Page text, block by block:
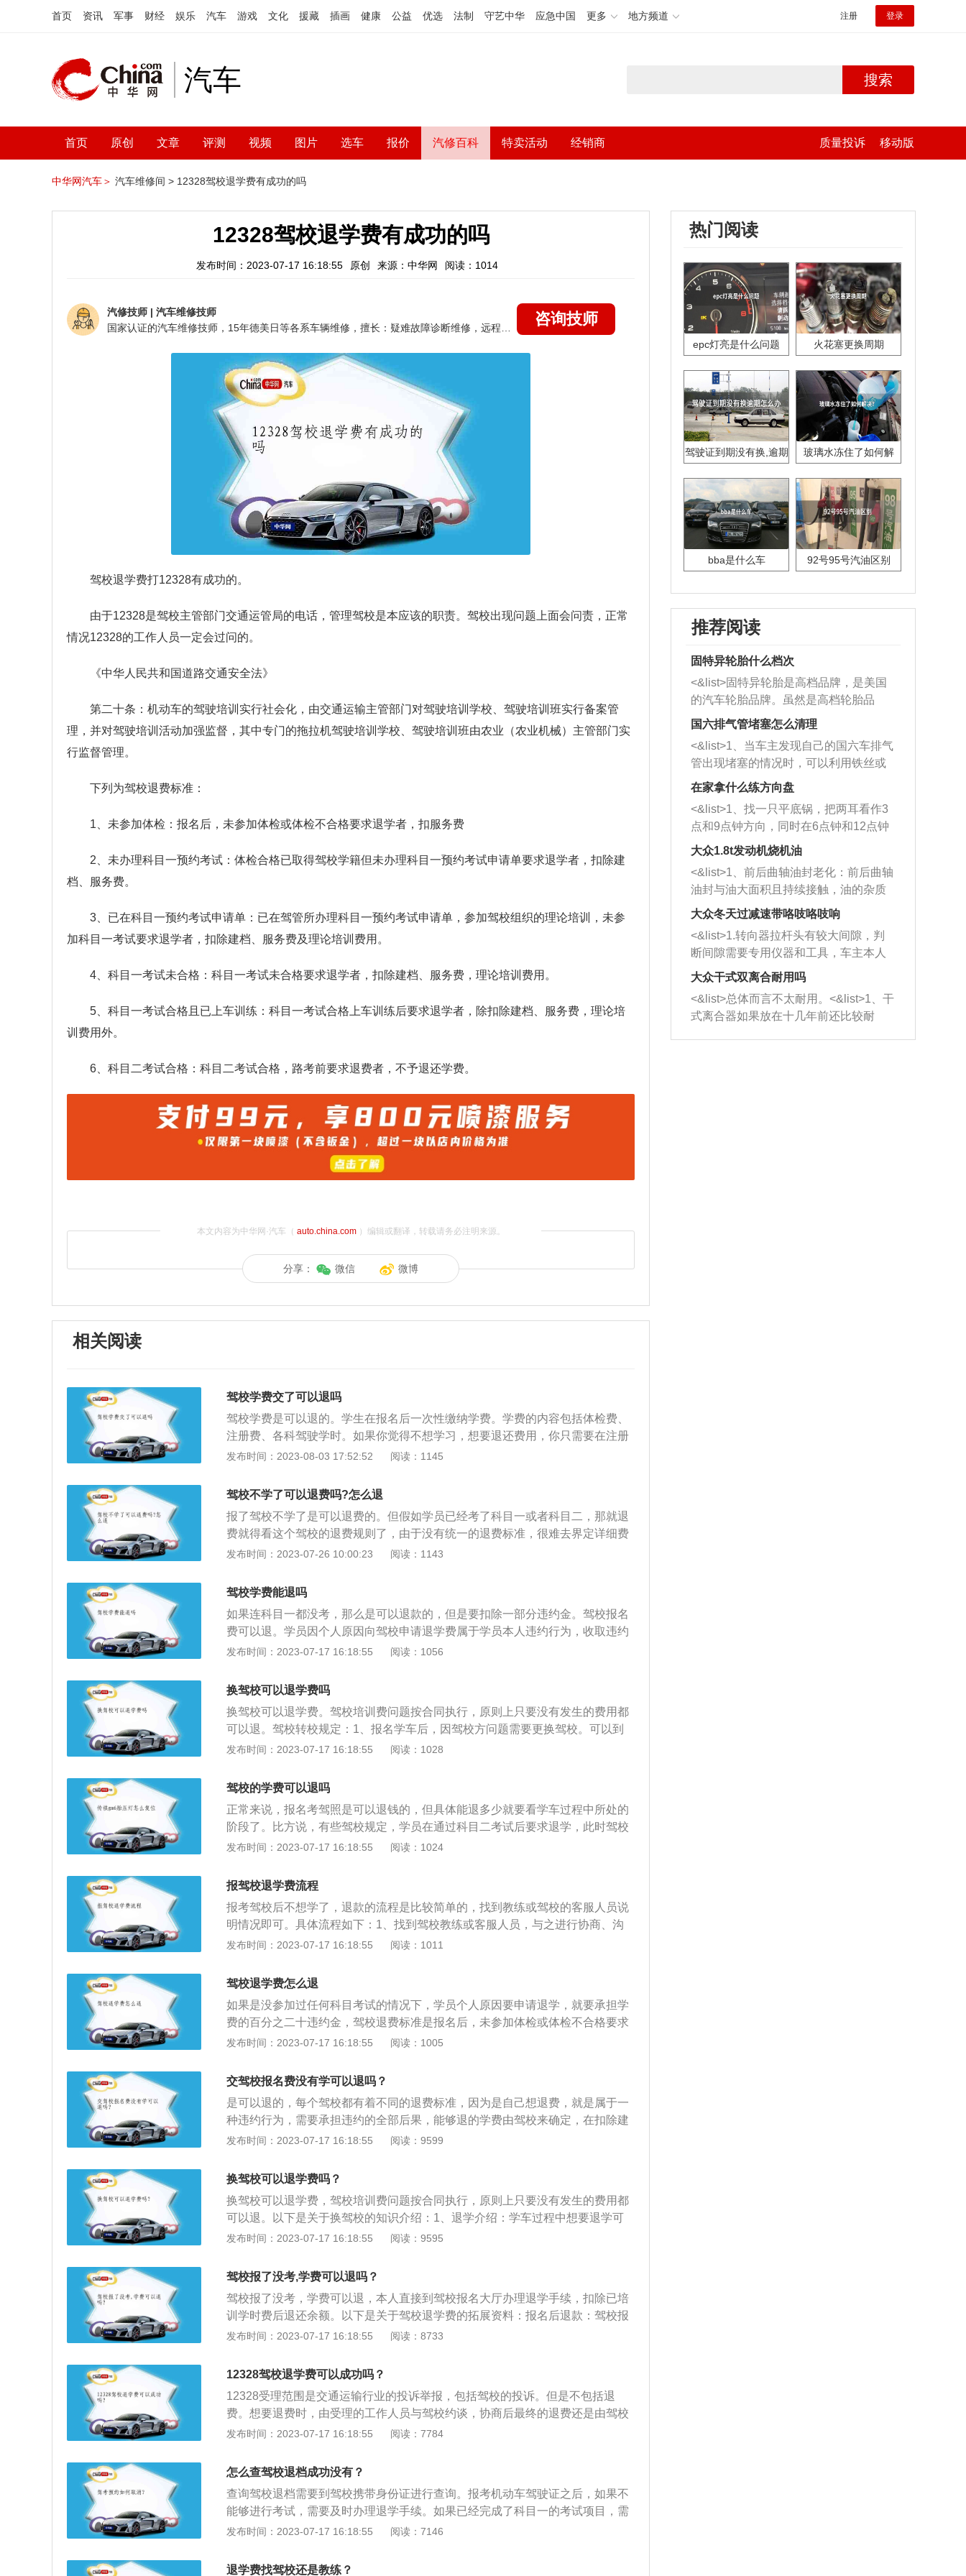
首页 资讯 军事 财经 娱乐 汽车 游戏 文化 援藏 插画 健康 公益 优选 法制 守艺中华 应急中国 更多 地方频道 注册 登录
汽车 搜索
首页 原创 文章 评测 视频 图片 选车 报价 汽修百科 特卖活动 经销商 质量投诉 移动版
中华网汽车＞ 汽车维修间 > 12328驾校退学费有成功的吗
12328驾校退学费有成功的吗
发布时间：2023-07-17 16:18:55 原创 来源：中华网 阅读：1014
汽修技师 | 汽车维修技师
咨询技师
驾校退学费打12328有成功的。
由于12328是驾校主管部门交通运管局的电话，管理驾校是本应该的职责。驾校出现问题上面会问责，正常
情况12328的工作人员一定会过问的。
《中华人民共和国道路交通安全法》
第二十条：机动车的驾驶培训实行社会化，由交通运输主管部门对驾驶培训学校、驾驶培训班实行备案管
理，并对驾驶培训活动加强监督，其中专门的拖拉机驾驶培训学校、驾驶培训班由农业（农业机械）主管部门实
行监督管理。
下列为驾校退费标准：
1、未参加体检：报名后，未参加体检或体检不合格要求退学者，扣服务费
2、未办理科目一预约考试：体检合格已取得驾校学籍但未办理科目一预约考试申请单要求退学者，扣除建
档、服务费。
3、已在科目一预约考试申请单：已在驾管所办理科目一预约考试申请单，参加驾校组织的理论培训，未参
加科目一考试要求退学者，扣除建档、服务费及理论培训费用。
4、科目一考试未合格：科目一考试未合格要求退学者，扣除建档、服务费，理论培训费用。
5、科目一考试合格且已上车训练：科目一考试合格上车训练后要求退学者，除扣除建档、服务费，理论培
训费用外。
6、科目二考试合格：科目二考试合格，路考前要求退费者，不予退还学费。
本文内容为中华网·汽车（ auto.china.com）编辑或翻译，转载请务必注明来源。
分享： 微信 微博
相关阅读
驾校学费交了可以退吗
驾校学费是可以退的。学生在报名后一次性缴纳学费。学费的内容包括体检费、
注册费、各科驾驶学时。如果你觉得不想学习，想要退还费用，你只需要在注册
时提供发票。您可以向驾校工作人员说明情况，凭发票退还费用。当学生报名参
报名参加考试，就可以办理退费手续。当然驾校也有自己的退费标准，也是根据
学生的学习情况规定的。如果学生参加培训和学习考试，科目越多，退款就越
少。选择驾校有以下4个方法：1、接近性原则。最好是离家近的驾校，学开车的
时候会更方便，不用担心交通问题。2、驾校有自己的考场。一般来说，大型驾
校都有自己的考场，这有助于考生减轻考试压力，帮助他们顺利通过考试。3、
以减轻学员在练车过程中的压力。4、驾校就是帮助人们掌握驾驶技术，并教会
人们安全驾驶，文明开车并协助其通过车管部门的考试取得驾驶证的培训单位。
发布时间：2023-08-03 17:52:52 阅读：1145
驾校不学了可以退费吗?怎么退
报了驾校不学了是可以退费的。但假如学员已经考了科目一或者科目二，那就退
费就得看这个驾校的退费规则了，由于没有统一的退费标准，很难去界定详细费
用。退款的流程是比较简单的，找到教练或驾校的客服人员说明情况即可。具体
因，以及确认所退款项，并要求驾校提供转校证明，方便日后到别的驾校报考。
2、如果想到别的驾校报考，那么需要去车管所提出自己的电子档案；3、根据原
学习进度到新驾校进行练习即可。机动车驾驶员培训业务是指以培训学员的机动
车驾驶能力或者以培训道路运输驾驶人员的从业能力为教学任务，为社会公众有
偿提供驾驶培训服务的活动。包括对初学机动车驾驶人员、增加准驾车型的驾驶
练场经营等业务。
发布时间：2023-07-26 10:00:23 阅读：1143
驾校学费能退吗
如果连科目一都没考，那么是可以退款的，但是要扣除一部分违约金。驾校报名
费可以退。学员因个人原因向驾校申请退学费属于学员本人违约行为，收取违约
金的标准是在没有参与任何科目考试的情况下收取学费的一定比例，如果已经参
议。既然交了报名费和学费，学员与驾校已然形成了驾驶培训合同关系，当事双
方需要依据《民法典》有关条款来处理。如果学员交费后驾校搬离原校址造成学
员学车距离变远，则属于驾校原因，若当事双方就有关事项未达成新的协议，学
员可以选择退还全部或部分学费。若系由于学员个人原因，交费后自己发现距离
驾校远，则属学员个人原因，驾校是不会退费的。建议与驾校先行协商，协商不
多少，就要看您学习的进程以及您退款的原因。相应的会从中取走一些钱。
发布时间：2023-07-17 16:18:55 阅读：1056
换驾校可以退学费吗
换驾校可以退学费。驾校培训费问题按合同执行，原则上只要没有发生的费用都
可以退。驾校转校规定：1、报名学车后，因驾校方问题需要更换驾校。可以到
交管部门或相关单位进行举报，以维护自己的合法权益；2、科目一学完后，因
如果协商未果，可以联系其他相关单位进行协商；3、科目一学完后，自己因故
想要换驾校，与驾校协商处理。4、报名学车后，自己原因不能去学车需要更换
驾校。
发布时间：2023-07-17 16:18:55 阅读：1028
驾校的学费可以退吗
正常来说，报名考驾照是可以退钱的，但具体能退多少就要看学车过程中所处的
阶段了。比方说，有些驾校规定，学员在通过科目二考试后要求退学，此时驾校
是不会退款的，具体如何还要根据当初和驾校所签订的合同协商。关于驾校退费
人考试退费流程及标准如下：一、学员报名后查体不合格，不收取任何费用。
二、学员体检合格未参加科目一考试的学员，本人未参加培训的全额退款。其中
不包含书本费。三、学员体检合格且参加过科目一考试的学员，本人直接到驾校
报名大厅办理退学手续，扣除已培训学时费后退还余额。四、参加了科目二或科
目三培训的学员要求退学的：按驾校规定扣除各科目培训学时后，余额退还。
驾校退费打12345有用吗如果在退款的时候遇到麻烦或者驾校恶意拖欠退款的情
况时，是可以通过拨打12345来制约驾校的。除了12345以外，还可以通过拨打1
2328电话来维护自身权益。由于12328是驾校主管部门交通运管局的投诉电话。
至于会不会遇到不作为，乱作为就很难说了。估计那是极少的情况。正常情况12
发布时间：2023-07-17 16:18:55 阅读：1024
报驾校退学费流程
报考驾校后不想学了，退款的流程是比较简单的，找到教练或驾校的客服人员说
明情况即可。具体流程如下：1、找到驾校教练或客服人员，与之进行协商、沟
通，说明退学的原因，以及确认所退款项，并要求驾校提供转校证明，方便日后
子档案，携带身份证、电子档案以及转校证明到新驾校报名，根据原学习进度到
新驾校进行练习即可。驾校能退多少钱关于退款，各个地区和驾校之间并不相
同，毕竟驾校在定价和退款方面都是根据市场需求自行定价，并无统一的标准。
但如今公安部要求，驾校都必须要有对应的退款机制，这一点会在合同上体现。
发布时间：2023-07-17 16:18:55 阅读：1011
驾校退学费怎么退
如果是没参加过任何科目考试的情况下，学员个人原因要申请退学，就要承担学
费的百分之二十违约金，驾校退费标准是报名后，未参加体检或体检不合格要求
退学的，扣体检服务费。体检合格已取得驾校学籍但未办理科目一预约考试申请
驾校组织的理论培训，未参加科目一考试要求退学的，扣除建档服务费及理论培
训费用。科目一考试未合格要求退学的，扣除建档服务费、理论培训费用。科目
一考试合格上车训练后要求退学的，除扣除建档服务费、理论培训费用外，按训
练一小时扣除实车训练费用计算（以IC卡计时为准）。由于学员个人原因已参加
完科目二，或者由于学员个人原因超过规定期限的不退费。科目二考试合格，路
用上狮子大开口的话，学员可尝试拨打12328（交通运输社会公益性服务监督电
话）或12315（消费者投诉举报专线电话）进行举报。
发布时间：2023-07-17 16:18:55 阅读：1005
交驾校报名费没有学可以退吗？
是可以退的，每个驾校都有着不同的退费标准，因为是自己想退费，就是属于一
种违约行为，需要承担违约的全部后果，能够退的学费由驾校来确定，在扣除建
档费，体检费，报名费等等后退还。《机动车驾驶员培训管理规定》第二条从事
学员的机动车驾驶能力或者以培训道路运输驾驶人员的从业能力为教学任务，为
社会公众有偿提供驾驶培训服务的活动。包括对初学机动车驾驶人员、增加准驾
车型的驾驶人员和道路运输驾驶人员所进行的驾驶培训、继续教育以及机动车驾
驶员培训教练场经营等业务。
发布时间：2023-07-17 16:18:55 阅读：9599
换驾校可以退学费吗？
换驾校可以退学费，驾校培训费问题按合同执行，原则上只要没有发生的费用都
可以退。以下是关于换驾校的知识介绍：1、退学介绍：学车过程中想要退学可
以，只要学员在选择驾校签证合同的时候，留言合同细则。只要按照当时跟驾校
定：报名学车后，因驾校方问题需要更换驾校。案例：某学员报名两个月因校方
原因科目一没有考。可以到交管部门或相关单位进行举报，以维护自己的合法权
益。
发布时间：2023-07-17 16:18:55 阅读：9595
驾校报了没考,学费可以退吗？
驾校报了没考，学费可以退，本人直接到驾校报名大厅办理退学手续，扣除已培
训学时费后退还余额。以下是关于驾校退学费的拓展资料：报名后退款：驾校报
名后，未参加体检或体检不合格要求退学的学员，会扣服务费，也有部分驾校是
请单要求退学的学员，扣除管理费、协议上的违约金及已产生的制作卡费等。
发布时间：2023-07-17 16:18:55 阅读：8733
12328驾校退学费可以成功吗？
12328受理范围是交通运输行业的投诉举报，包括驾校的投诉。但是不包括退
费。想要退费时，由受理的工作人员与驾校约谈，协商后最终的退费还是由驾校
支付。由于不同地区驾校不一样，所以退费也没有统一的标准。下列为驾校退费
费。2、未办理科目一预约考试：体检合格已取得驾校学籍但未办理科目一预约
考试申请单要求退学者，扣除建档、服务费。3、已在科目一预约考试申请单：
已在驾管所办理科目一预约考试申请单，参加驾校组织的理论培训，未参加科目
一考试要求退学者，扣除建档、服务费及理论培训费用。4、科目一考试未合
格：科目一考试未合格要求退学者，扣除建档、服务费，理论培训费用。5、科
档、服务费，理论培训费用外，按训练一小时扣除实车训练费用计算以IC卡计时
发布时间：2023-07-17 16:18:55 阅读：7784
怎么查驾校退档成功没有？
查询驾校退档需要到驾校携带身份证进行查询。报考机动车驾驶证之后，如果不
能够进行考试，需要及时办理退学手续。如果已经完成了科目一的考试项目，需
要在三年之内完成考试，或者是办理退学手续。下面是退档之后多久才能再次报
统数据存在延迟的情况，通常需要等待2-3天左右，具体时长还需根据当地而定，
发布时间：2023-07-17 16:18:55 阅读：7146
退学费找驾校还是教练？
热门阅读
epc灯亮是什么问题 火花塞更换周期
驾驶证到期没有换,逾期
玻璃水冻住了如何解
bba是什么车 92号95号汽油区别
推荐阅读
固特异轮胎什么档次
<&list>固特异轮胎是高档品牌，是美国
的汽车轮胎品牌。虽然是高档轮胎品
牌，但是中高低端的轮胎都有生产，这
也是为了更好的开拓市场。
国六排气管堵塞怎么清理
<&list>1、当车主发现自己的国六车排气
管出现堵塞的情况时，可以利用铁丝或
者是细棍，直接将杂物给取出来，如果
堵塞情况比较严重，也可以采取应急措
施。 <&list>2、直接利用木棍将所有的
杂物推到排气管里面的位置处，然后将
三元催化器拆解开，就可以将堵塞的东
西取出来。但如果是因为积碳过多引起
的堵塞，就需要将三元催化器泡在草酸
洗剂对堵塞的情况得到解决，将清洗剂
放在燃油箱中，与燃油混合后，车辆启
动时，就可以和汽油一起进入到燃烧
室，最后形成废气排出，就可以让三元
催化器得到清洗，排气管堵塞的情况就
能够得到解决。
在家拿什么练方向盘
<&list>1、找一只平底锅，把两耳看作3
点和9点钟方向，同时在6点钟和12点钟
方向做一个标记。 <&list>2、双手握住
一圈半的练习，往右同样也要打相同的
圈数。 <&list>3、最后强调要反复练
习，这样就可以形成肌肉记忆，在真实
驾驶车辆时，不需要记忆也能打好方
向。
大众1.8t发动机烧机油
<&list>1、前后曲轴油封老化：前后曲轴
油封与油大面积且持续接触，油的杂质
和发动机内持续温度变化使其密封效果
逐渐减弱，导致渗油或漏油。<&list>2、
活塞间隙过大：积碳会使活塞环与缸体
的间隙扩大，导致机油流入燃烧室中，
造成烧机油。<&list>3、机油粘度。使用
机油粘度过小的话，同样会有烧机油现
象，机油粘度过小具有很好的流动性，
大众冬天过减速带咯吱咯吱响
<&list>1.转向器拉杆头有较大间隙，判
断间隙需要专用仪器和工具，车主本人
无法制作，需要将车辆送到修理厂或4s
店；<&list>2.车辆半轴套管防尘罩破
裂，破裂后会出现漏油现象，使半轴磨
损严重，磨损的半轴容易损坏，产生异
响；<&list>3.稳定器的转向胶套和球头
大众干式双离合耐用吗
<&list>总体而言不太耐用。<&list>1、干
式离合器如果放在十几年前还比较耐